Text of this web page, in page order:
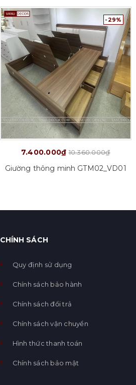
-29%
7.400.000₫ 10.360.000₫
Giường thông minh GTM02_VD01
CHÍNH SÁCH
Quy định sử dụng
Chính sách bảo hành
Chính sách đổi trả
Chính sách vận chuyển
Hình thức thanh toán
Chính sách bảo mật